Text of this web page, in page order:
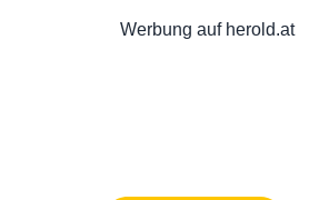
Werbung auf herold.at